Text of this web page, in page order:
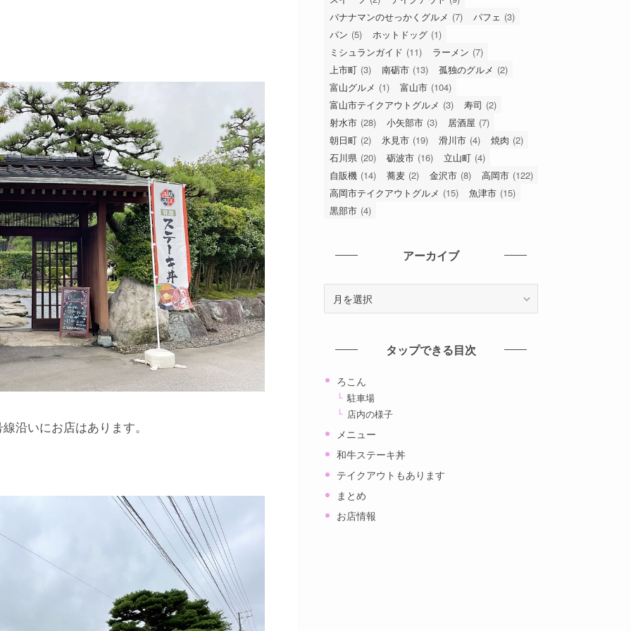
沿いにお店はあります。
バナナマンのせっかくグルメ (7) パフェ (3)
パン (5) ホットドッグ (1)
ミシュランガイド (11) ラーメン (7)
上市町 (3) 南砺市 (13) 孤独のグルメ (2)
富山グルメ (1) 富山市 (104)
富山市テイクアウトグルメ (3) 寿司 (2)
射水市 (28) 小矢部市 (3) 居酒屋 (7)
朝日町 (2) 氷見市 (19) 滑川市 (4) 焼肉 (2)
石川県 (20) 砺波市 (16) 立山町 (4)
自販機 (14) 蕎麦 (2) 金沢市 (8) 高岡市 (122)
高岡市テイクアウトグルメ (15) 魚津市 (15)
黒部市 (4)
アーカイブ
タップできる目次
ろこん
駐車場
店内の様子
メニュー
和牛ステーキ丼
テイクアウトもあります
まとめ
お店情報